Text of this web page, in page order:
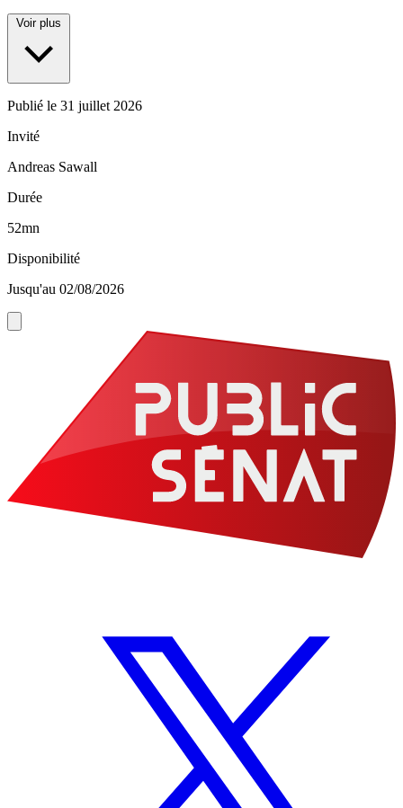
Voir plus
Publié le 31 juillet 2026
Invité
Andreas Sawall
Durée
52mn
Disponibilité
Jusqu'au 02/08/2026